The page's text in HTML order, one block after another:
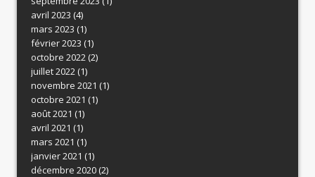
avril 2023 (4)
mars 2023 (1)
février 2023 (1)
octobre 2022(2)
juillet 2022(1)
novembre 2021 (1)
octobre 2021 (1)
août 2021 (1)
avril 2021 (1)
mars 2021 (1)
janvier 2021 (1)
décembre 2020(2)